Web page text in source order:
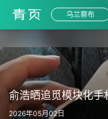
乌兰察布
俞浩晒追觅模块化
2026年05月02日